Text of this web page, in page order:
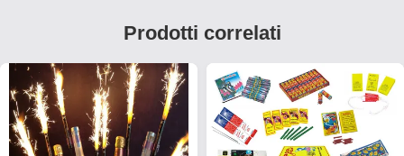
Prodotti correlati